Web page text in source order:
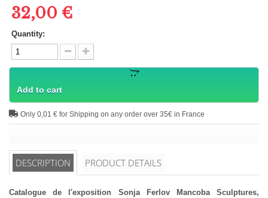
32,00 €
Quantity:
Add to cart
Only 0,01 € for Shipping on any order over 35€ in France
DESCRIPTION PRODUCT DETAILS
Catalogue de l'exposition Sonja Ferlov Mancoba Sculptures,